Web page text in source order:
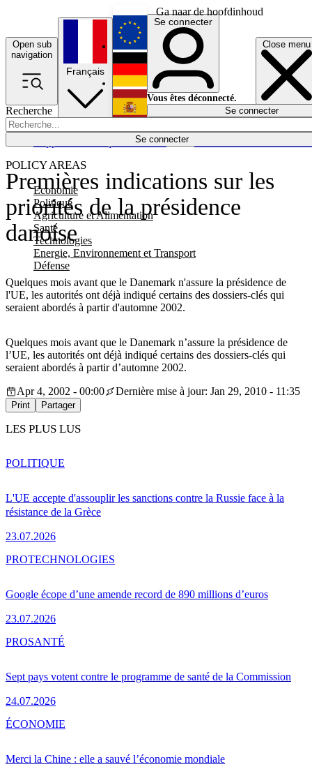
Ga naar de hoofdinhoud
Open sub
navigation
Close menu
Recherche
Se connecter
POLICY AREAS
Economie
Politique
Agriculture et Alimentation
Santé
Technologies
Energie, Environnement et Transport
Défense
Économie
Français
English
Deutsch
Español
Se connecter
Vous êtes déconnecté.
Se connecter
Premières indications sur les
priorités de la présidence
danoise
Quelques mois avant que le Danemark n'assure la présidence de
l'UE, les autorités ont déjà indiqué certains des dossiers-clés qui
seraient abordés à partir d'automne 2002.
Quelques mois avant que le Danemark n’assure la présidence de
l’UE, les autorités ont déjà indiqué certains des dossiers-clés qui
seraient abordés à partir d’automne 2002.
Apr 4, 2002 - 00:00
Dernière mise à jour: Jan 29, 2010 - 11:35
Print Partager
LES PLUS LUS
L'UE accepte d'assouplir les sanctions contre la Russie face à la
résistance de la Grèce
23.07.2026
POLITIQUE
Google écope d’une amende record de 890 millions d’euros
23.07.2026
PROTECHNOLOGIES
Sept pays votent contre le programme de santé de la Commission
24.07.2026
PROSANTÉ
Merci la Chine : elle a sauvé l’économie mondiale
ÉCONOMIE